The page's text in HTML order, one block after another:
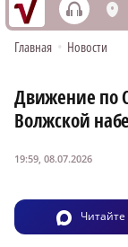
h L
Главная • Новости
Движение по
Волжской
19:59, 08.07.2026
Читайте